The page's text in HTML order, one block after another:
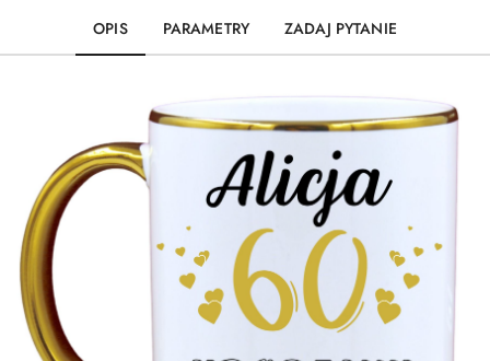
OPIS PARAMETRY ZADAJ PYTANIE